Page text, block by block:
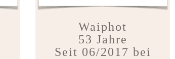
Waiphot
53 Jahre
Seit 06/2017 bei